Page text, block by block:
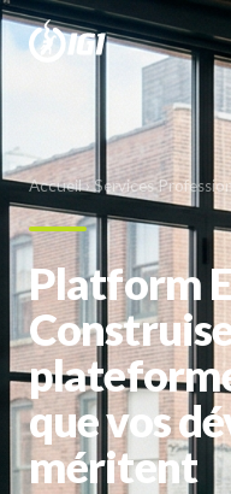
Accueil›Services
Platform
que vos
méritent